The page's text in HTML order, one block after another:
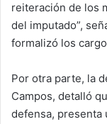
reiteración de los
del imputado”,
formalizó los
Por otra parte, la
Campos, detalló
defensa, presenta